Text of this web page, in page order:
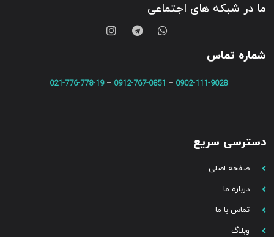
ما در شبکه های اجتماعی
شماره تماس
0902-111-9028
–
0912-767-0851
–
021-776-778-19
دسترسی سریع
صفحه اصلی
درباره ما
تماس با ما
وبلاگ